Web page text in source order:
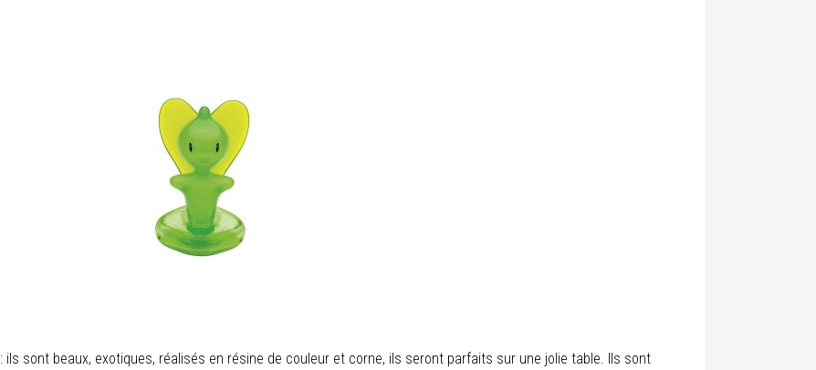
: ils sont beaux, exotiques, réalisés en résine de couleur et corne, ils seront parfaits sur une jolie table. Ils sont